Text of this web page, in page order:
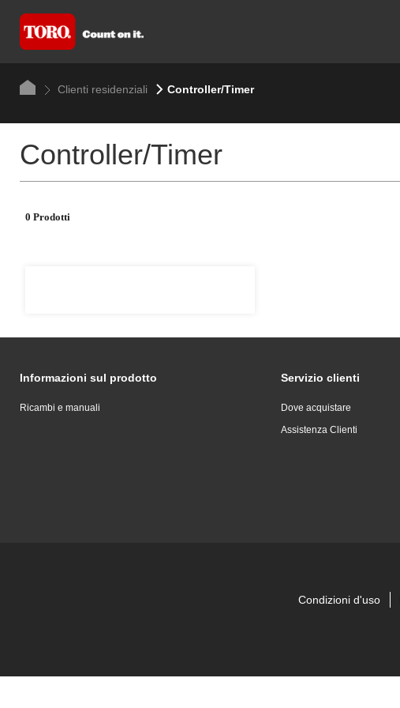
Clienti residenziali Controller/Timer
Controller/Timer
0 Prodotti
Informazioni sul prodotto
Ricambi e manuali
Servizio clienti
Dove acquistare
Assistenza Clienti
Condizioni d'uso